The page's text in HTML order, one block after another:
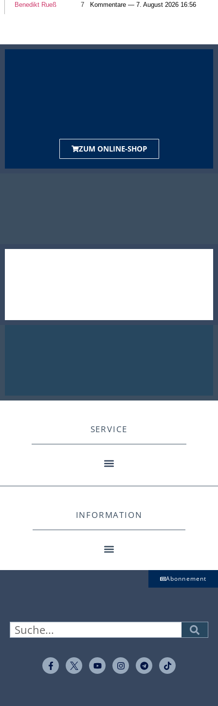
Benedikt Rueß 7 Kommentare — 7. August 2026 16:56
ZUM ONLINE-SHOP
SERVICE
INFORMATION
Abonnement